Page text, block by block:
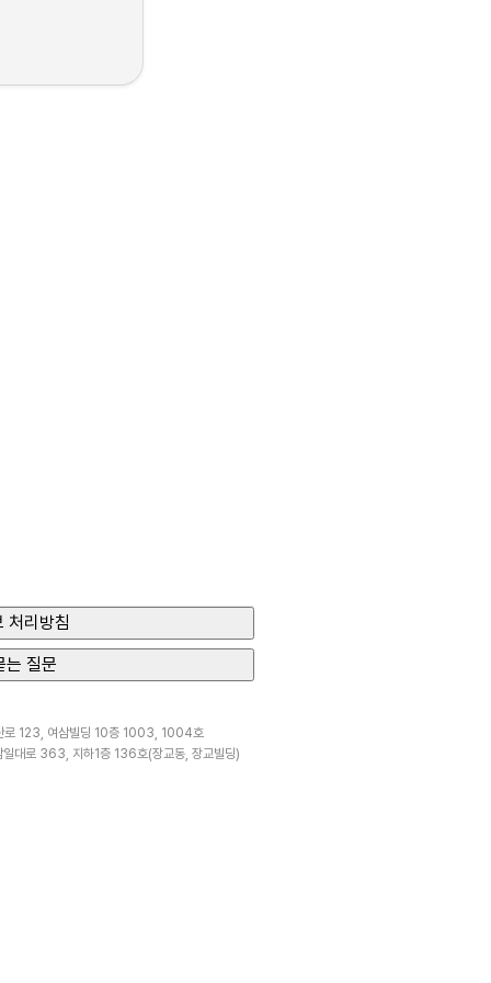
처리방침
는 질문
로 123, 여삼빌딩 10층 1003, 1004호
대로 363, 지하1층 136호(장교동, 장교빌딩)